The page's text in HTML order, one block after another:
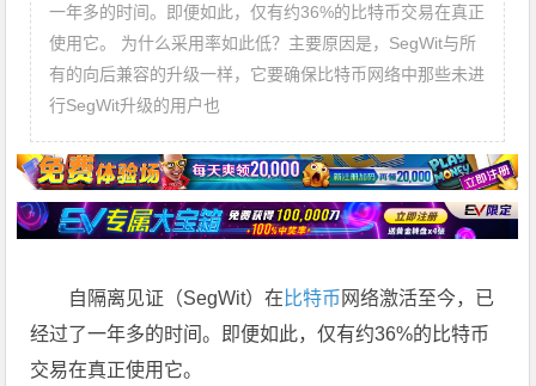
一年多的时间。即便如此，仅有约36%的比特币交易在真正
使用它。 为什么采用率如此低？主要原因是，SegWit与所
有的向后兼容的升级一样，它要确保比特币网络中那些未进
行SegWit升级的用户也
自隔离见证（SegWit）在 比特币 网络激活至今，已
经过了一年多的时间。即便如此，仅有约36%的比特币
交易在真正使用它。